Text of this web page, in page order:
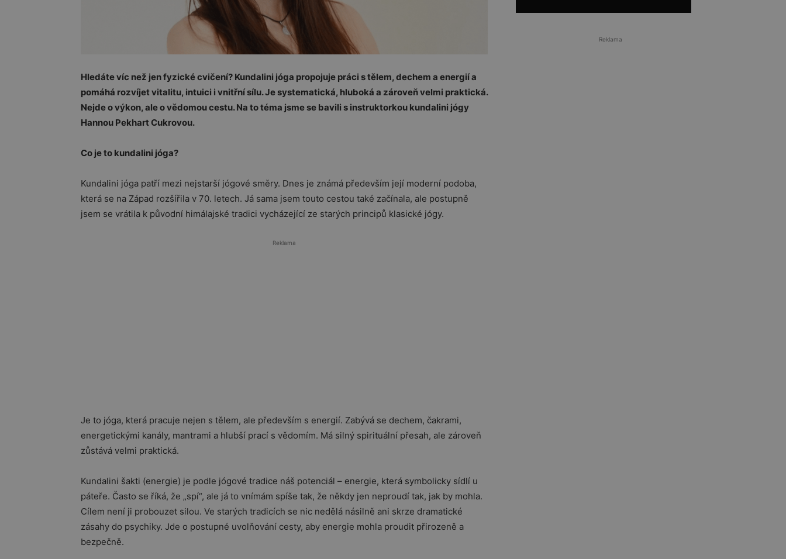
Hledáte víc než jen fyzické cvičení? Kundalini jóga propojuje práci s tělem, dechem a energií a
pomáhá rozvíjet vitalitu, intuici i vnitřní sílu. Je systematická, hluboká a zároveň velmi praktická.
Nejde o výkon, ale o vědomou cestu. Na to téma jsme se bavili s instruktorkou kundalini jógy
Hannou Pekhart Cukrovou.
Co je to kundalini jóga?
Kundalini jóga patří mezi nejstarší jógové směry. Dnes je známá především její moderní podoba,
která se na Západ rozšířila v 70. letech. Já sama jsem touto cestou také začínala, ale postupně
jsem se vrátila k původní himálajské tradici vycházející ze starých principů klasické jógy.
Reklama
Je to jóga, která pracuje nejen s tělem, ale především s energií. Zabývá se dechem, čakrami,
energetickými kanály, mantrami a hlubší prací s vědomím. Má silný spirituální přesah, ale zároveň
zůstává velmi praktická.
Kundalini šakti (energie) je podle jógové tradice náš potenciál – energie, která symbolicky sídlí u
páteře. Často se říká, že „spí“, ale já to vnímám spíše tak, že někdy jen neproudí tak, jak by mohla.
Cílem není ji probouzet silou. Ve starých tradicích se nic nedělá násilně ani skrze dramatické
zásahy do psychiky. Jde o postupné uvolňování cesty, aby energie mohla proudit přirozeně a
bezpečně.
Reklama